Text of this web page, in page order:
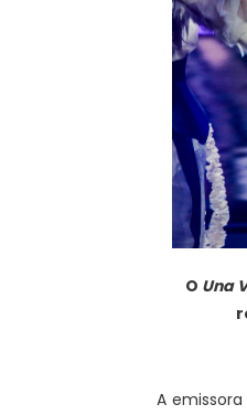
O Una
A